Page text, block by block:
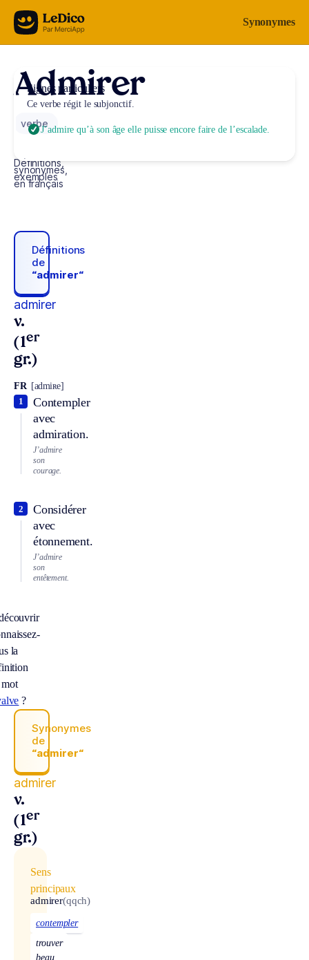
Aller au contenu Synonymes
Admirer
verbe
Définitions,
synonymes,
exemples
en français
Définitions
de
“admirer“
admirer
v.
(1er
gr.)
FR [admiʀe]
Contempler
avec
admiration.
1
J’admire
son
courage.
Considérer
avec
étonnement.
2
J’admire
son
entêtement.
la
?
Synonymes
de
“admirer“
admirer
v.
(1er
gr.)
Sens
principaux
admirer(qqch)
contempler
trouver
beau
Signes particuliers
Ce verbe régit le subjonctif.
J’admire qu’à son âge elle puisse encore faire de l’escalade.